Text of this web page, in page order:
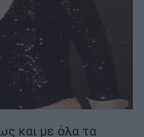
και με όλα τα